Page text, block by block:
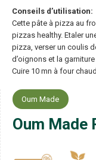
Conseils d’utilisation:
Cette pâte à pizza au
pizzas healthy. Etaler
pizza, verser un coulis
d’oignons et la
Cuire 10 mn à four
Oum Made
Oum Made